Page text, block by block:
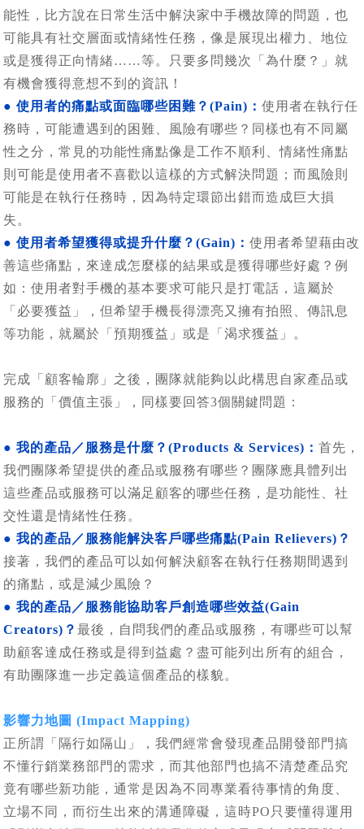
能性，比方說在日常生活中解決家中手機故障的問題，也
可能具有社交層面或情緒性任務，像是展現出權力、地位
或是獲得正向情緒……等。只要多問幾次「為什麼？」就
有機會獲得意想不到的資訊！
● 使用者的痛點或面臨哪些困難？(Pain)：使用者在執行任
務時，可能遭遇到的困難、風險有哪些？同樣也有不同屬
性之分，常見的功能性痛點像是工作不順利、情緒性痛點
則可能是使用者不喜歡以這樣的方式解決問題；而風險則
可能是在執行任務時，因為特定環節出錯而造成巨大損
失。
● 使用者希望獲得或提升什麼？(Gain)：使用者希望藉由改
善這些痛點，來達成怎麼樣的結果或是獲得哪些好處？例
如：使用者對手機的基本要求可能只是打電話，這屬於
「必要獲益」，但希望手機長得漂亮又擁有拍照、傳訊息
等功能，就屬於「預期獲益」或是「渴求獲益」。
完成「顧客輪廓」之後，團隊就能夠以此構思自家產品或
服務的「價值主張」，同樣要回答3個關鍵問題：
● 我的產品／服務是什麼？(Products & Services)：首先，
我們團隊希望提供的產品或服務有哪些？團隊應具體列出
這些產品或服務可以滿足顧客的哪些任務，是功能性、社
交性還是情緒性任務。
● 我的產品／服務能解決客戶哪些痛點(Pain Relievers)？
接著，我們的產品可以如何解決顧客在執行任務期間遇到
的痛點，或是減少風險？
● 我的產品／服務能協助客戶創造哪些效益(Gain
Creators)？最後，自問我們的產品或服務，有哪些可以幫
助顧客達成任務或是得到益處？盡可能列出所有的組合，
有助團隊進一步定義這個產品的樣貌。
影響力地圖 (Impact Mapping)
正所謂「隔行如隔山」，我們經常會發現產品開發部門搞
不懂行銷業務部門的需求，而其他部門也搞不清楚產品究
竟有哪些新功能，通常是因為不同專業看待事情的角度、
立場不同，而衍生出來的溝通障礙，這時PO只要懂得運用